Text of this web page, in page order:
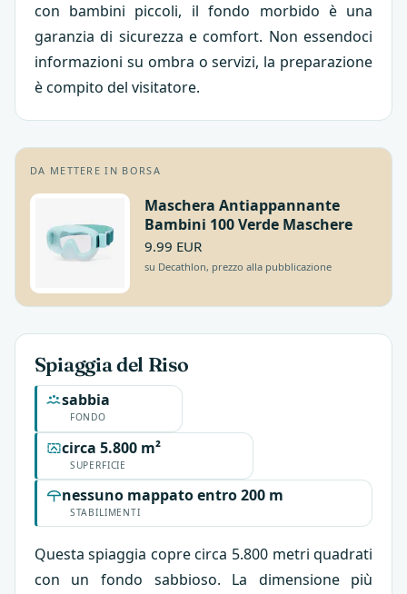
con bambini piccoli, il fondo morbido è una
garanzia di sicurezza e comfort. Non essendoci
informazioni su ombra o servizi, la preparazione
è compito del visitatore.
DA METTERE IN BORSA
Maschera Antiappannante
Bambini 100 Verde Maschere
9.99 EUR
su Decathlon, prezzo alla pubblicazione
Spiaggia del Riso
FONDO
sabbia
SUPERFICIE
circa 5.800 m²
STABILIMENTI
nessuno mappato entro 200 m
Questa spiaggia copre circa 5.800 metri quadrati
con un fondo sabbioso. La dimensione più